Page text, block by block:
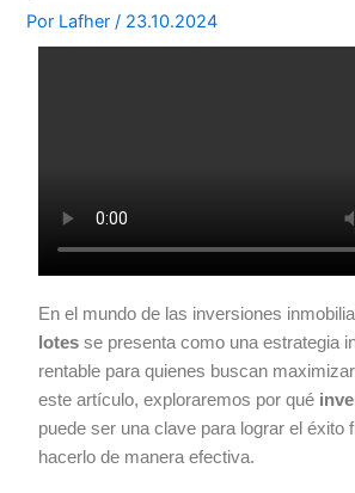
Por Lafher/ 23.10.2024
En el mundo de las inversiones
lotes se presenta como una estrategia
rentable para quienes buscan
este artículo, exploraremos por qué
puede ser una clave para lograr el éxito
hacerlo de manera efectiva.